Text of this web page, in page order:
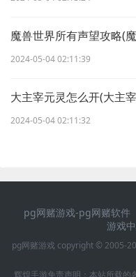
魔兽世界所有声望攻略(
2024-05-04 02:11:39
大主宰元灵怎么开(大主
2024-05-04 02:11:32
pg网赌游戏-pg网赌软件
游戏
pg网赌游戏 copyright © 2005-
辉煌手游免责声明：本站所载的